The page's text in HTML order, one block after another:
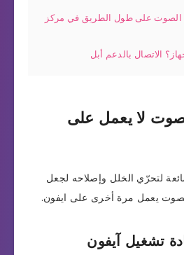
على طول الطريق في مركز
لا يعمل على
لتحرّي الخلل وإصلاحه لجعل
يعمل مرة أخرى على ايفون.